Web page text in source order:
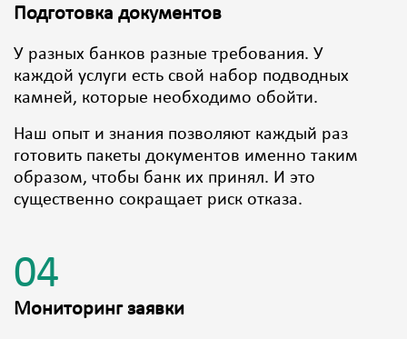
Подготовка документов
У разных банков разные требования. У
каждой услуги есть свой набор подводных
камней, которые необходимо обойти.
Наш опыт и знания позволяют каждый раз
готовить пакеты документов именно таким
образом, чтобы банк их принял. И это
существенно сокращает риск отказа.
04
Мониторинг заявки